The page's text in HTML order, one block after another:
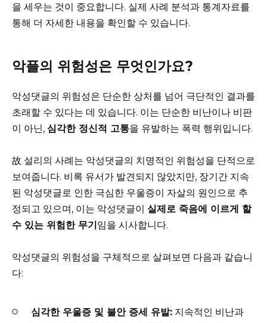
을 세우는 것이 중요합니다. 실제 사례 분석과 통계자료를
통해 더 자세한 내용을 확인할 수 있습니다.
악플의 위험성은 무엇인가요?
악성댓글의 위험성은 단순한 상처를 넘어 극단적인 결과를
초래할 수 있다는 데 있습니다. 이는 단순한 비난이나 비판
이 아닌, 심각한 정신적 고통을 유발하는 폭력 행위입니다.
故 설리의 사례는 악성댓글의 치명적인 위험성을 단적으로
보여줍니다. 비록 유서가 발견되지 않았지만, 장기간 지속
된 악성댓글로 인한 극심한 우울증이 자살의 원인으로 추
정되고 있으며, 이는 악성댓글이 실제로 죽음에 이르게 할
수 있는 위험한 무기임을 시사합니다.
악성댓글의 위험성을 구체적으로 살펴보면 다음과 같습니
다:
심각한 우울증 및 불안 증세 유발: 지속적인 비난과